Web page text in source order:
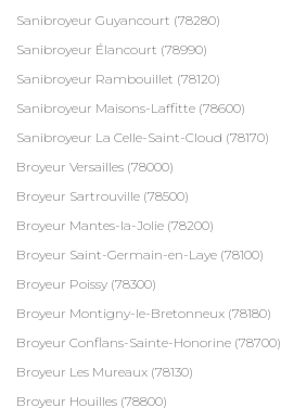
Sanibroyeur Guyancourt (78280)
Sanibroyeur Élancourt (78990)
Sanibroyeur Rambouillet (78120)
Sanibroyeur Maisons-Laffitte (78600)
Sanibroyeur La Celle-Saint-Cloud (78170)
Broyeur Versailles (78000)
Broyeur Sartrouville (78500)
Broyeur Mantes-la-Jolie (78200)
Broyeur Saint-Germain-en-Laye (78100)
Broyeur Poissy (78300)
Broyeur Montigny-le-Bretonneux (78180)
Broyeur Conflans-Sainte-Honorine (78700)
Broyeur Les Mureaux (78130)
Broyeur Houilles (78800)